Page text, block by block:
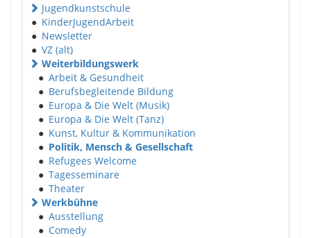
Jugendkunstschule
● KinderJugendArbeit
● Newsletter
● VZ (alt)
Weiterbildungswerk
● Arbeit & Gesundheit
● Berufsbegleitende Bildung
● Europa & Die Welt (Musik)
● Europa & Die Welt (Tanz)
● Kunst, Kultur & Kommunikation
● Politik, Mensch & Gesellschaft
● Refugees Welcome
● Tagesseminare
● Theater
Werkbühne
● Ausstellung
● Comedy